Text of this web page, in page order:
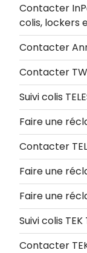
Contacter
colis, lockers
Contacter
Contacter
Suivi colis
Faire une
Contacter
Faire une
Faire une
Suivi colis TEK
Contacter